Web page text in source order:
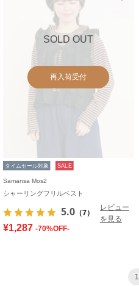
SOLD OUT
再入荷受付
タイムセール対象 SALE
Samansa Mos2
シャーリングフリルベスト
5.0 （7）
レビュー
を見る
¥1,287 -70%OFF-
1